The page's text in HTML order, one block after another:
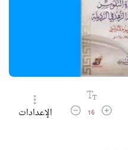
زيادة حجم الخط
16 تقليل حجم الخط
الإعدادات